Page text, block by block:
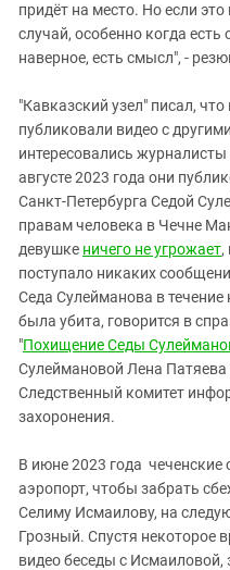
придёт на место. Но если
случай, особенно когда
наверное, есть смысл", -
"Кавказский узел" писал,
публиковали видео с
интересовались
августе 2023 года они
Санкт-Петербурга Седой
правам человека в Чечне
девушке ничего не угрожает,
поступало никаких
Седа Сулейманова в течение
была убита, говорится в
"Похищение Седы
Сулеймановой Лена Патяева
Следственный комитет
захоронения.
В июне 2023 года
аэропорт, чтобы забрать
Селиму Исмаилову, на
Грозный. Спустя некоторое
видео беседы с Исмаиловой,